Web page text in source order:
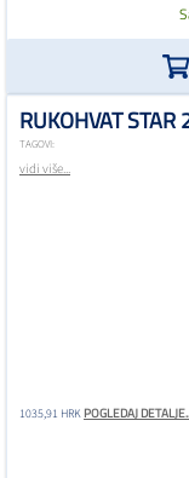
RUKOHVAT STAR
TAGOVI:
vidi više...
1035,91 HRKPOGLEDAJ